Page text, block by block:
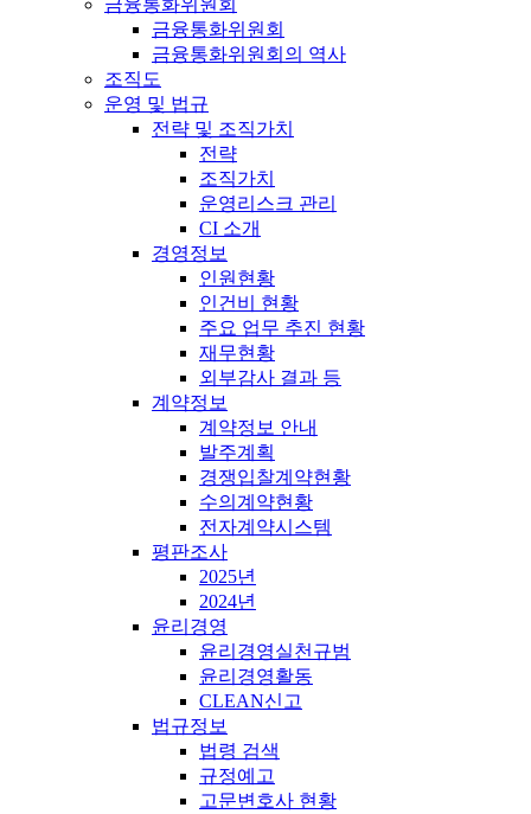
금융통화위원회
금융통화위원회
금융통화위원회의 역사
조직도
운영 및 법규
전략 및 조직가치
전략
조직가치
운영리스크 관리
CI 소개
경영정보
인원현황
인건비 현황
주요 업무 추진 현황
재무현황
외부감사 결과 등
계약정보
계약정보 안내
발주계획
경쟁입찰계약현황
수의계약현황
전자계약시스템
평판조사
2025년
2024년
윤리경영
윤리경영실천규범
윤리경영활동
CLEAN신고
법규정보
법령 검색
규정예고
고문변호사 현황